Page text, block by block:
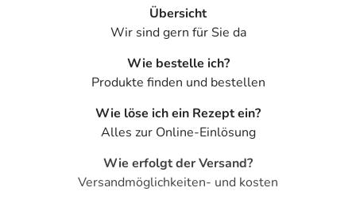
Anwendung als Pflege: Morgens und/oder abends nach
der Reinigung auf Gesicht, Hals und Augenkonturen
eines Serums auftragen.
auftragen, 10 Minuten einwirken lassen und das restliche
Produkt einmassieren/mit einem Wattepad abnehmen.
Übersicht
Wir sind gern für Sie da
Wie bestelle ich?
Produkte finden und bestellen
Wie löse ich ein Rezept ein?
Alles zur Online-Einlösung
Wie erfolgt der Versand?
Versandmöglichkeiten- und kosten